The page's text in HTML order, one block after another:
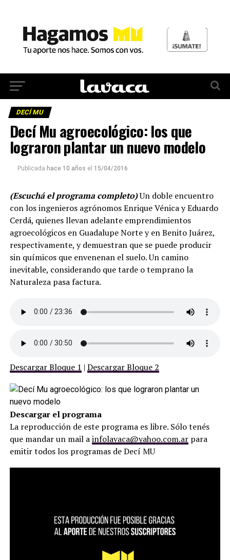
DECÍ MU
Decí Mu agroecológico: los que
lograron plantar un nuevo modelo
Publicada hace 10 años el 15/04/2016
(Escuchá el programa completo)Un doble encuentro
con los ingenieros agrónomos Enrique Vénica y Eduardo
Cerdá, quienes llevan adelante emprendimientos
agroecológicos en Guadalupe Norte y en Benito Juárez,
respectivamente, y demuestran que se puede producir
sin químicos que envenenan el suelo. Un camino
inevitable, considerando que tarde o temprano la
Naturaleza pasa factura.
Descargar Bloque 1 | Descargar Bloque 2
Descargar el programa
La reproducción de este programa es libre. Sólo tenés
que mandar un mail ainfolavaca@yahoo.com.arpara
emitir todos los programas de Decí MU